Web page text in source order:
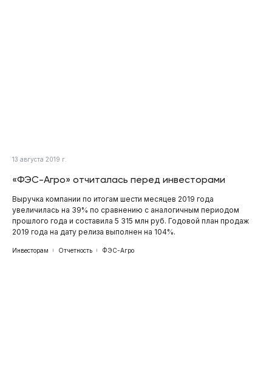
13 августа 2019 г.
«ФЭС-Агро» отчиталась перед инвесторами
Выручка компании по итогам шести месяцев 2019 года
увеличилась на 39% по сравнению с аналогичным периодом
прошлого года и составила 5 315 млн руб. Годовой план продаж
2019 года на дату релиза выполнен на 104%.
Инвесторам Отчетность ФЭС-Агро